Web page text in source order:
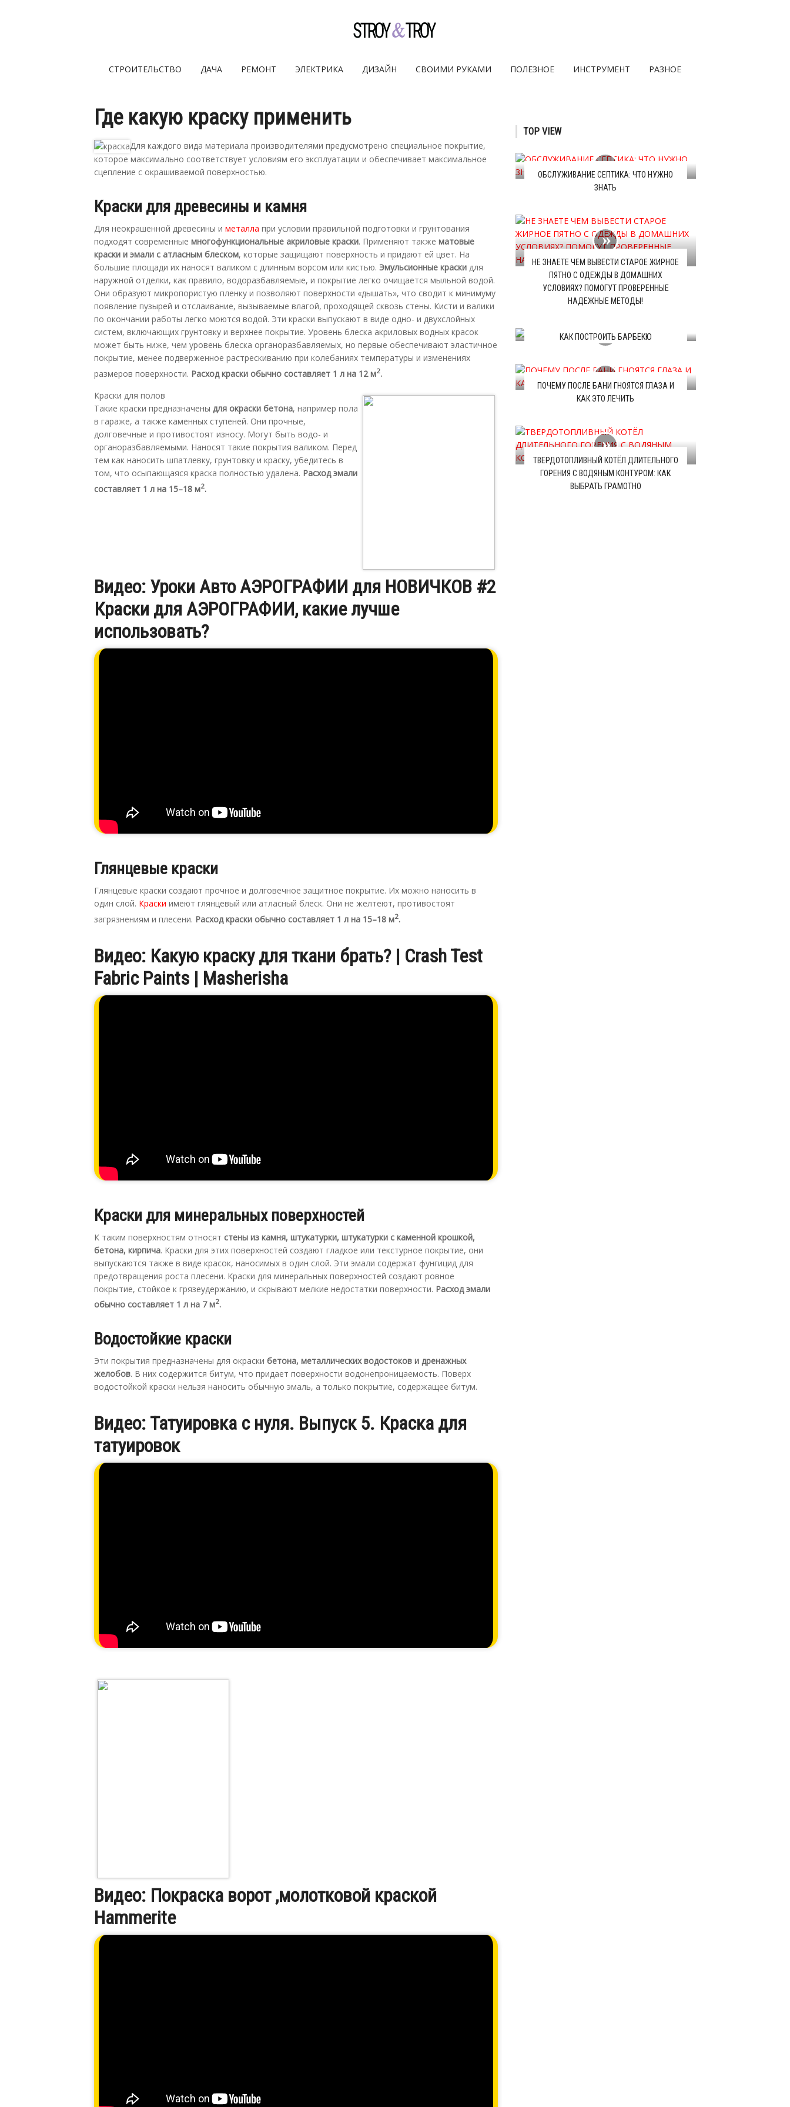
СТРОИТЕЛЬСТВО ДАЧА РЕМОНТ ЭЛЕКТРИКА ДИЗАЙН СВОИМИ РУКАМИ ПОЛЕЗНОЕ ИНСТРУМЕНТ РАЗНОЕ
Где какую краску применить
Для каждого вида материала производителями предусмотрено специальное покрытие,
которое максимально соответствует условиям его эксплуатации и обеспечивает максимальное
сцепление с окрашиваемой поверхностью.
Краски для древесины и камня
Для неокрашенной древесины и металла при условии правильной подготовки и грунтования
подходят современные многофункциональные акриловые краски. Применяют также матовые
краски и эмали с атласным блеском, которые защищают поверхность и придают ей цвет. На
большие площади их наносят валиком с длинным ворсом или кистью. Эмульсионные краски для
наружной отделки, как правило, водоразбавляемые, и покрытие легко очищается мыльной водой.
Они образуют микропористую пленку и позволяют поверхности «дышать», что сводит к минимуму
появление пузырей и отслаивание, вызываемые влагой, проходящей сквозь стены. Кисти и валики
по окончании работы легко моются водой. Эти краски выпускают в виде одно- и двухслойных
систем, включающих грунтовку и верхнее покрытие. Уровень блеска акриловых водных красок
может быть ниже, чем уровень блеска органоразбавляемых, но первые обеспечивают эластичное
покрытие, менее подверженное растрескиванию при колебаниях температуры и изменениях
размеров поверхности. Расход краски обычно составляет 1 л на 12 м2.
Краски для полов
Такие краски предназначены для окраски бетона, например пола
в гараже, а также каменных ступеней. Они прочные,
долговечные и противостоят износу. Могут быть водо- и
органоразбавляемыми. Наносят такие покрытия валиком. Перед
тем как наносить шпатлевку, грунтовку и краску, убедитесь в
том, что осыпающаяся краска полностью удалена. Расход эмали
составляет 1 л на 15–18 м2.
Видео: Уроки Авто АЭРОГРАФИИ для НОВИЧКОВ #2
Краски для АЭРОГРАФИИ, какие лучше
использовать?
Глянцевые краски
Глянцевые краски создают прочное и долговечное защитное покрытие. Их можно наносить в
один слой. Краски имеют глянцевый или атласный блеск. Они не желтеют, противостоят
загрязнениям и плесени. Расход краски обычно составляет 1 л на 15–18 м2.
Видео: Какую краску для ткани брать? | Crash Test
Fabric Paints | Masherisha
Краски для минеральных поверхностей
К таким поверхностям относят стены из камня, штукатурки, штукатурки с каменной крошкой,
бетона, кирпича. Краски для этих поверхностей создают гладкое или текстурное покрытие, они
выпускаются также в виде красок, наносимых в один слой. Эти эмали содержат фунгицид для
предотвращения роста плесени. Краски для минеральных поверхностей создают ровное
покрытие, стойкое к грязеудержанию, и скрывают мелкие недостатки поверхности. Расход эмали
обычно составляет 1 л на 7 м2.
Водостойкие краски
Эти покрытия предназначены для окраски бетона, металлических водостоков и дренажных
желобов. В них содержится битум, что придает поверхности водонепроницаемость. Поверх
водостойкой краски нельзя наносить обычную эмаль, а только покрытие, содержащее битум.
Видео: Татуировка с нуля. Выпуск 5. Краска для
татуировок
Видео: Покраска ворот ,молотковой краской
Hammerite
TOP VIEW
ОБСЛУЖИВАНИЕ СЕПТИКА: ЧТО НУЖНО
ЗНАТЬ
НЕ ЗНАЕТЕ ЧЕМ ВЫВЕСТИ СТАРОЕ ЖИРНОЕ
ПЯТНО С ОДЕЖДЫ В ДОМАШНИХ
УСЛОВИЯХ? ПОМОГУТ ПРОВЕРЕННЫЕ
НАДЕЖНЫЕ МЕТОДЫ!
КАК ПОСТРОИТЬ БАРБЕКЮ
ПОЧЕМУ ПОСЛЕ БАНИ ГНОЯТСЯ ГЛАЗА И
КАК ЭТО ЛЕЧИТЬ
ТВЕРДОТОПЛИВНЫЙ КОТЁЛ ДЛИТЕЛЬНОГО
ГОРЕНИЯ С ВОДЯНЫМ КОНТУРОМ: КАК
ВЫБРАТЬ ГРАМОТНО